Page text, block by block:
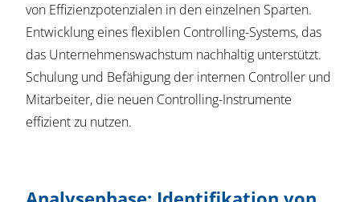
von Effizienzpotenzialen in den einzelnen Sparten.
Entwicklung eines flexiblen Controlling-Systems, das
das Unternehmenswachstum nachhaltig unterstützt.
Schulung und Befähigung der internen Controller und
Mitarbeiter, die neuen Controlling-Instrumente
effizient zu nutzen.